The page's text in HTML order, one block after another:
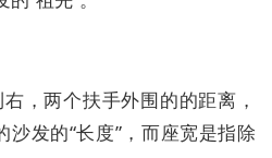
，两个扶手外围的的距离，
发的“长度”，而座宽是指除